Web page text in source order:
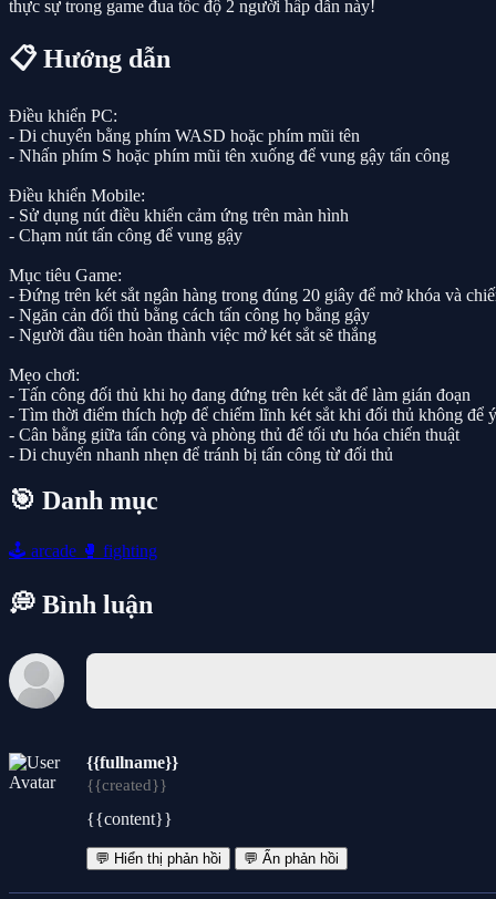
thực sự trong game đua tốc độ 2 người hấp dẫn này!
📋 Hướng dẫn
Điều khiển PC:
- Di chuyển bằng phím WASD hoặc phím mũi tên
- Nhấn phím S hoặc phím mũi tên xuống để vung gậy tấn công
Điều khiển Mobile:
- Sử dụng nút điều khiển cảm ứng trên màn hình
- Chạm nút tấn công để vung gậy
Mục tiêu Game:
- Đứng trên két sắt ngân hàng trong đúng 20 giây để mở khóa và
- Ngăn cản đối thủ bằng cách tấn công họ bằng gậy
- Người đầu tiên hoàn thành việc mở két sắt sẽ thắng
Mẹo chơi:
- Tấn công đối thủ khi họ đang đứng trên két sắt để làm gián đoạn
- Tìm thời điểm thích hợp để chiếm lĩnh két sắt khi đối thủ không để ý
- Cân bằng giữa tấn công và phòng thủ để tối ưu hóa chiến thuật
- Di chuyển nhanh nhẹn để tránh bị tấn công từ đối thủ
🎯 Danh mục
🕹️ arcade 🥊 fighting
💭 Bình luận
{{fullname}}
{{created}}
{{content}}
💬 Hiển thị phản hồi 💬 Ẩn phản hồi